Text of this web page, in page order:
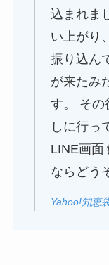
込まれま
い上がり
振り込ん
が来たみ
す。 その
しに行っ
LINE画面
ならどう
Yahoo!知恵